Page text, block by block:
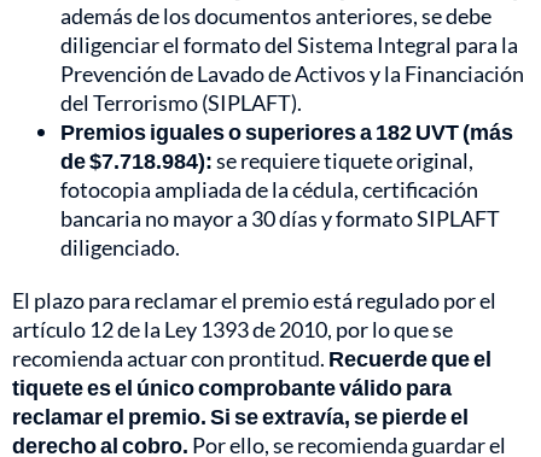
además de los documentos anteriores, se debe
diligenciar el formato del Sistema Integral para la
Prevención de Lavado de Activos y la Financiación
del Terrorismo (SIPLAFT).
Premios iguales o superiores a 182 UVT (más
de $7.718.984):se requiere tiquete original,
fotocopia ampliada de la cédula, certificación
bancaria no mayor a 30 días y formato SIPLAFT
diligenciado.
El plazo para reclamar el premio está regulado por el
artículo 12 de la Ley 1393 de 2010, por lo que se
recomienda actuar con prontitud. Recuerde que el
tiquete es el único comprobante válido para
reclamar el premio. Si se extravía, se pierde el
derecho al cobro. Por ello, se recomienda guardar el